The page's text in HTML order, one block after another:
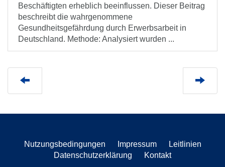
Beschäftigten erheblich beeinflussen. Dieser Beitrag
beschreibt die wahrgenommene
Gesundheitsgefährdung durch Erwerbsarbeit in
Deutschland. Methode: Analysiert wurden ...
Nutzungsbedingungen Impressum
Leitlinien
Datenschutzerklärung
Kontakt